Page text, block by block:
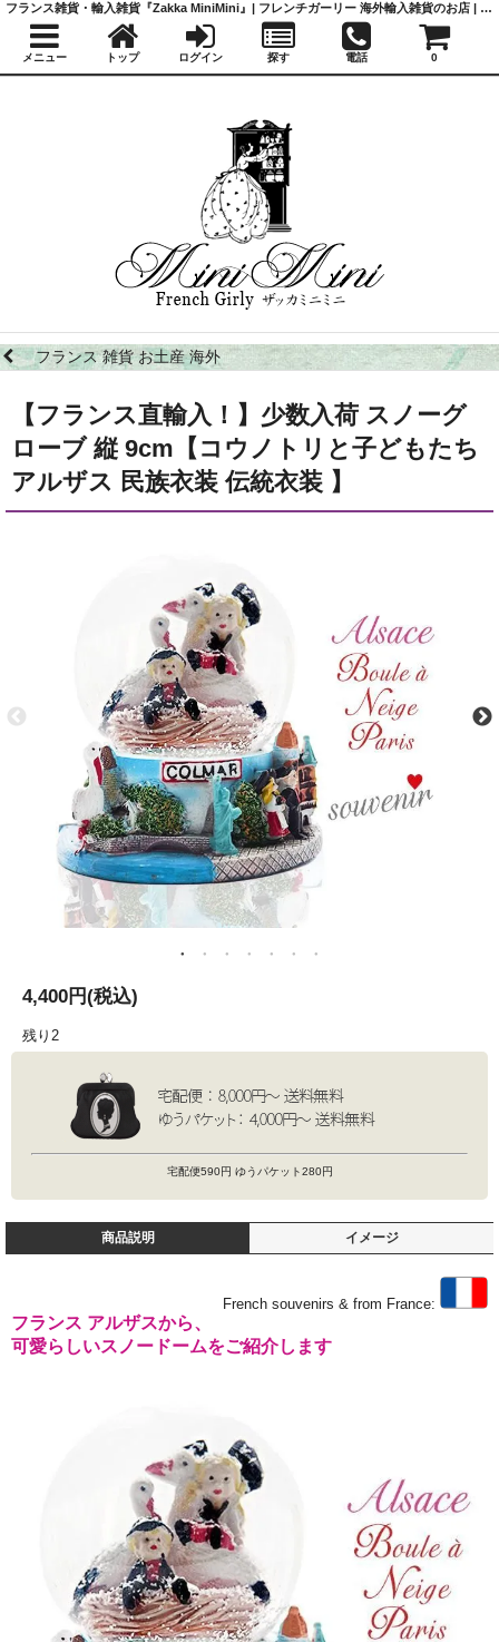
フランス 雑貨 お土産 海外
【フランス直輸入！】少数入荷 スノーグ
ローブ 縦 9cm【コウノトリと子どもたち
アルザス 民族衣装 伝統衣装 】
4,400円(税込)
残り2
宅配便590円 ゆうパケット280円
商品説明 イメージ
French souvenirs & from France:
フランス アルザスから、
可愛らしいスノードームをご紹介します
フランス雑貨・輸入雑貨『Zakka MiniMini』| フレンチガーリー 海外輸入雑貨のお店 | かわいい雑貨 | 蚤の市 | アンティーク
メニュー トップ ログイン 探す 電話 0